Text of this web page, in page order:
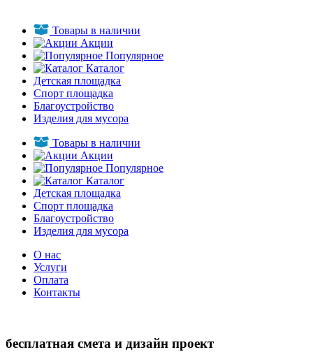
Товары в наличии
Акции
Популярное
Каталог
Детская площадка
Спорт площадка
Благоустройство
Изделия для мусора
Товары в наличии
Акции
Популярное
Каталог
Детская площадка
Спорт площадка
Благоустройство
Изделия для мусора
О нас
Услуги
Оплата
Контакты
бесплатная смета и дизайн проект